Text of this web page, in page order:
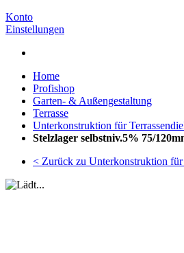
Konto
Einstellungen
Home
Profishop
Garten- & Außengestaltung
Terrasse
Unterkonstruktion für
Stelzlager selbstniv.5% 75/
< Zurück zu Unterkonstruktion für